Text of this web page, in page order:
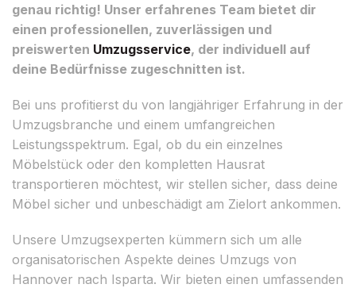
genau richtig! Unser erfahrenes Team bietet dir
einen professionellen, zuverlässigen und
preiswerten Umzugsservice, der individuell auf
deine Bedürfnisse zugeschnitten ist.
Bei uns profitierst du von langjähriger Erfahrung in der
Umzugsbranche und einem umfangreichen
Leistungsspektrum. Egal, ob du ein einzelnes
Möbelstück oder den kompletten Hausrat
transportieren möchtest, wir stellen sicher, dass deine
Möbel sicher und unbeschädigt am Zielort ankommen.
Unsere Umzugsexperten kümmern sich um alle
organisatorischen Aspekte deines Umzugs von
Hannover nach Isparta. Wir bieten einen umfassenden